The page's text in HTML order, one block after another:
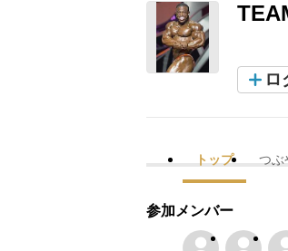
ロ
トップ つぶ
参加メンバー